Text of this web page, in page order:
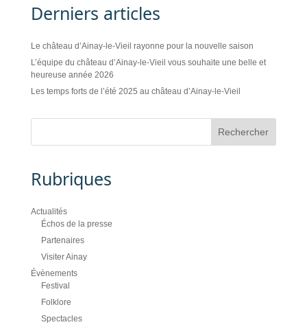
Derniers articles
Le château d’Ainay-le-Vieil rayonne pour la nouvelle saison
L’équipe du château d’Ainay-le-Vieil vous souhaite une belle et
heureuse année 2026
Les temps forts de l’été 2025 au château d’Ainay-le-Vieil
Rubriques
Actualités
Échos de la presse
Partenaires
Visiter Ainay
Évènements
Festival
Folklore
Spectacles